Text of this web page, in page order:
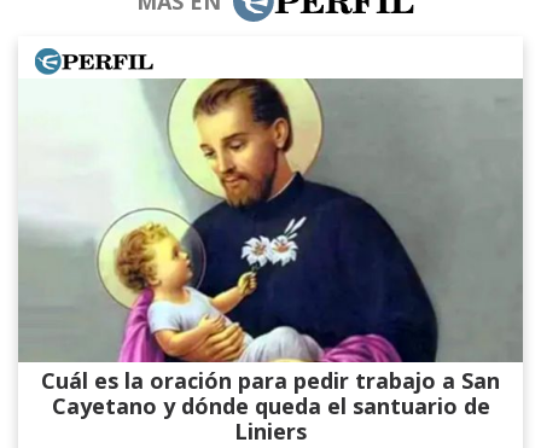
Cuál es la oración para pedir trabajo a San
Cayetano y dónde queda el santuario de
Liniers